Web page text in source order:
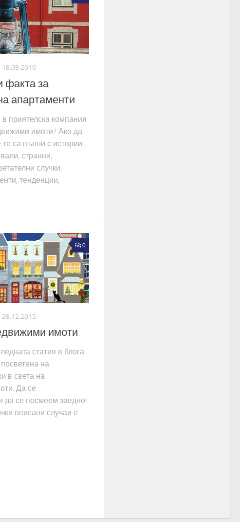
18.09.2016
факта за
апартаменти
приятелска компания
имоти? Ако да,
те са пълни с истории –
странни,
случки,
тенденции,
0
28.12.2015
имоти
статия в блога
на
в света на
Да се
да се посмеем заедно!
описани случаи е